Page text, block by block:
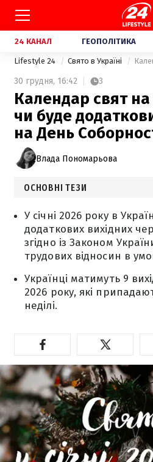
24 КАНАЛ ГЕОПОЛІТИКА
Lifestyle 24 Свято в Україні
30 грудня, 16:42 3
Календар свят на
чи буде
на День
Влада Пономарьова
ОСНОВНІ ТЕЗИ
У січні 2026 року в
додаткових вихідних
згідно із Законом
трудових відносин в
Українці матимуть 9
2026 року, які
неділі.